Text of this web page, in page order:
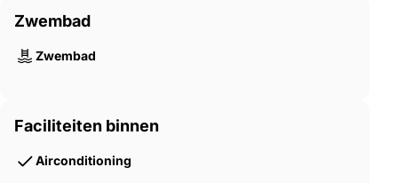
bezichtiging te regelen en uw nieuwe woning aan de Costa
Zwembad
Zwembad
Faciliteiten binnen
Airconditioning